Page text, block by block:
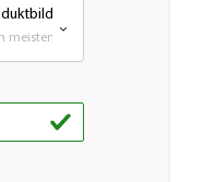
meisten glatten Flächen